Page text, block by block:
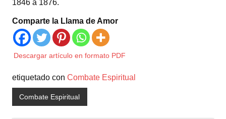
1846 a 1876.
Comparte la Llama de Amor
Descargar artículo en formato PDF
etiquetado con Combate Espiritual
Combate Espiritual